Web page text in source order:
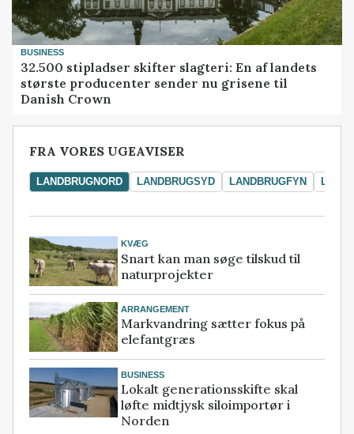
BUSINESS
32.500 stipladser skifter slagteri: En af landets
største producenter sender nu grisene til
Danish Crown
FRA VORES UGEAVISER
LANDBRUGNORD LANDBRUGSYD LANDBRUGFYN
KVÆG
Snart kan man søge tilskud til
naturprojekter
ARRANGEMENT
Markvandring sætter fokus på
elefantgræs
BUSINESS
Lokalt generationsskifte skal
løfte midtjysk siloimportør i
Norden